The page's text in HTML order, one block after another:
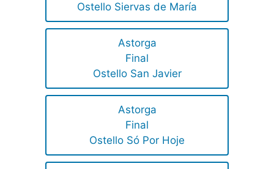
Ostello Siervas de María
Astorga
Final
Ostello San Javier
Astorga
Final
Ostello Só Por Hoje